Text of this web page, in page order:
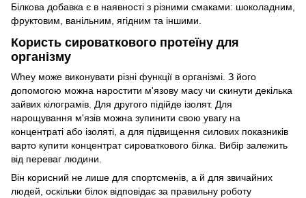
Білкова добавка є в наявності з різними смаками: шоколадним,
фруктовим, ванільним, ягідним та іншими.
Користь сироваткового протеїну для
організму
Whey може виконувати різні функції в організмі. З його
допомогою можна наростити м'язову масу чи скинути декілька
зайвих кілограмів. Для другого підійде ізолят. Для
нарощування м'язів можна зупинити свою увагу на
концентраті або ізоляті, а для підвищення силових показників
варто купити концентрат сироваткового білка. Вибір залежить
від переваг людини.
Він корисний не лише для спортсменів, а й для звичайних
людей, оскільки білок відповідає за правильну роботу